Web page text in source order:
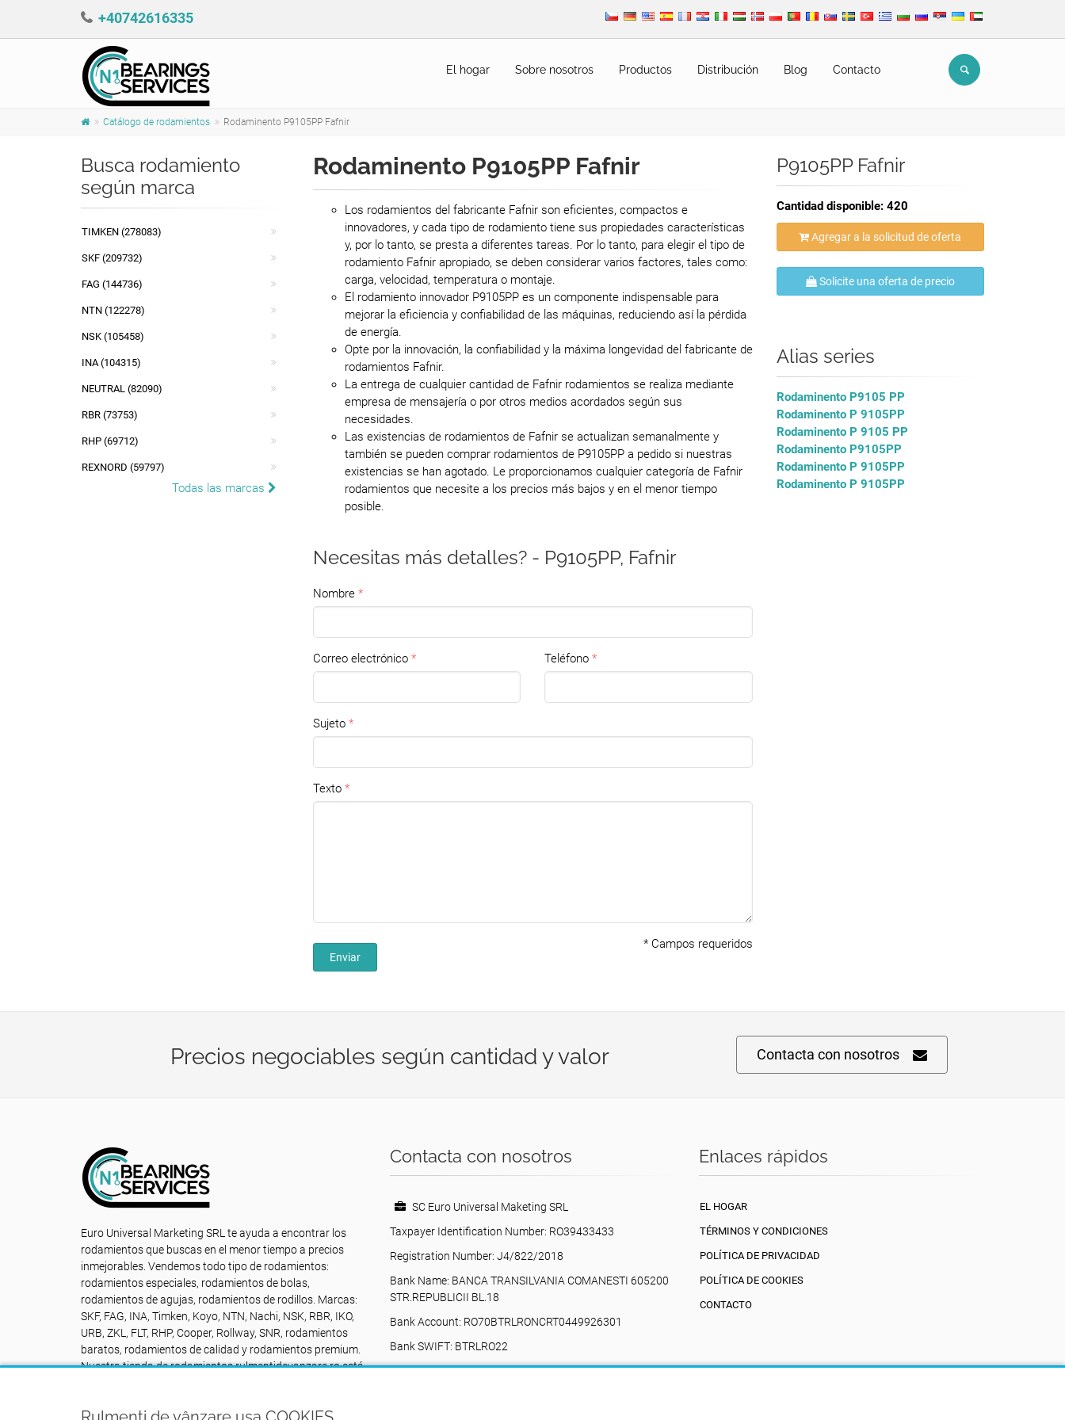
+40742616335
El hogar Sobre nosotros Productos Distribución Blog Contacto
Catálogo de rodamientos Rodaminento P9105PP Fafnir
P9105PP Fafnir
Cantidad disponible: 420
Agregar a la solicitud de oferta
Solicite una oferta de precio
Alias series
Rodaminento P9105 PP
Rodaminento P 9105PP
Rodaminento P 9105 PP
Rodaminento P9105PP
Rodaminento P 9105PP
Rodaminento P 9105PP
Rodaminento P9105PP Fafnir
Los rodamientos del fabricante Fafnir son eficientes, compactos e
innovadores, y cada tipo de rodamiento tiene sus propiedades características
y, por lo tanto, se presta a diferentes tareas. Por lo tanto, para elegir el tipo de
rodamiento Fafnir apropiado, se deben considerar varios factores, tales como:
carga, velocidad, temperatura o montaje.
El rodamiento innovador P9105PP es un componente indispensable para
mejorar la eficiencia y confiabilidad de las máquinas, reduciendo así la pérdida
de energía.
Opte por la innovación, la confiabilidad y la máxima longevidad del fabricante de
rodamientos Fafnir.
La entrega de cualquier cantidad de Fafnir rodamientos se realiza mediante
empresa de mensajería o por otros medios acordados según sus
necesidades.
Las existencias de rodamientos de Fafnir se actualizan semanalmente y
también se pueden comprar rodamientos de P9105PP a pedido si nuestras
existencias se han agotado. Le proporcionamos cualquier categoría de Fafnir
rodamientos que necesite a los precios más bajos y en el menor tiempo
posible.
Necesitas más detalles? - P9105PP, Fafnir
Nombre
Correo electrónico Teléfono
Sujeto
Texto
*Campos requeridos
Enviar
Busca rodamiento
según marca
TIMKEN (278083)
SKF (209732)
FAG (144736)
NTN (122278)
NSK (105458)
INA (104315)
NEUTRAL (82090)
RBR (73753)
RHP (69712)
REXNORD (59797)
Todas las marcas
Precios negociables según cantidad y valor Contacta con nosotros
Euro Universal Marketing SRL te ayuda a encontrar los
rodamientos que buscas en el menor tiempo a precios
inmejorables. Vendemos todo tipo de rodamientos:
rodamientos especiales, rodamientos de bolas,
rodamientos de agujas, rodamientos de rodillos. Marcas:
SKF, FAG, INA, Timken, Koyo, NTN, Nachi, NSK, RBR, IKO,
URB, ZKL, FLT, RHP, Cooper, Rollway, SNR, rodamientos
baratos, rodamientos de calidad y rodamientos premium.
Nuestra tienda de rodamientos rulmentidevanzare.ro está
Contacta con nosotros
SC Euro Universal Maketing SRL
Taxpayer Identification Number: RO39433433
Registration Number: J4/822/2018
Bank Name: BANCA TRANSILVANIA COMANESTI 605200
STR.REPUBLICII BL.18
Bank Account: RO70BTRLRONCRT0449926301
Bank SWIFT: BTRLRO22
Valea Poienii, 17, Comănești, 605200, Bacău,
Enlaces rápidos
EL HOGAR
TÉRMINOS Y CONDICIONES
POLÍTICA DE PRIVACIDAD
POLÍTICA DE COOKIES
CONTACTO